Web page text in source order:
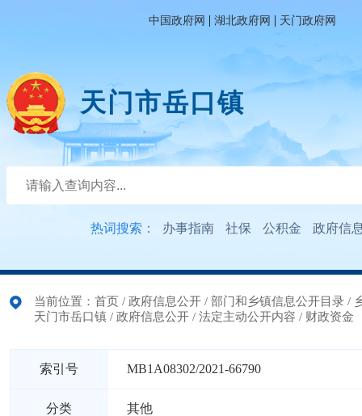
中国政府网 | 湖北政府网 | 天门政府网
天门市岳口镇
热词搜索： 办事指南 社保 公积金 政府信
当前位置： 首页 / 政府信息公开 / 部门和乡镇信息公开目录 /
天门市岳口镇 / 政府信息公开 / 法定主动公开内容 / 财政资金
索引号 MB1A08302/2021-66790
分类 其他